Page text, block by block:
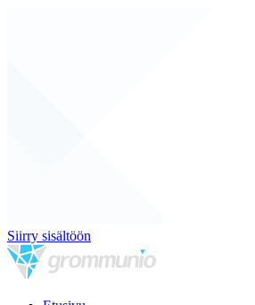
Siirry sisältöön